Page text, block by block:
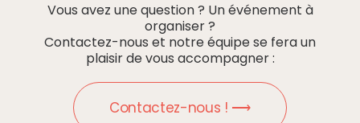
Vous avez une question ? Un événement à
organiser ?
Contactez-nous et notre équipe se fera un
plaisir de vous accompagner :
Contactez-nous ! ⟶